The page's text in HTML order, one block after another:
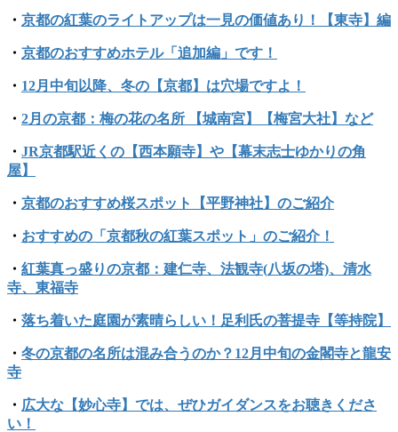
・ 京都の紅葉のライトアップは一見の価値あり！【東寺】編
・ 京都のおすすめホテル「追加編」です！
・ 12月中旬以降、冬の【京都】は穴場ですよ！
・ 2月の京都：梅の花の名所 【城南宮】【梅宮大社】など
・ JR京都駅近くの【西本願寺】や【幕末志士ゆかりの角
屋】
・ 京都のおすすめ桜スポット【平野神社】のご紹介
・ おすすめの「京都秋の紅葉スポット」のご紹介！
・ 紅葉真っ盛りの京都：建仁寺、法観寺(八坂の塔)、清水
寺、東福寺
・ 落ち着いた庭園が素晴らしい！足利氏の菩提寺【等持院】
・ 冬の京都の名所は混み合うのか？12月中旬の金閣寺と龍安
寺
・ 広大な【妙心寺】では、ぜひガイダンスをお聴きくださ
い！